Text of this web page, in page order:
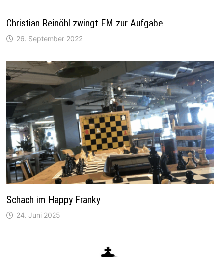
Christian Reinöhl zwingt FM zur Aufgabe
26. September 2022
Schach im Happy Franky
24. Juni 2025